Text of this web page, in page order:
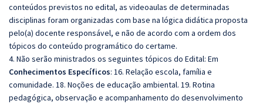
conteúdos previstos no edital, as videoaulas de determinadas
disciplinas foram organizadas com base na lógica didática proposta
pelo(a) docente responsável, e não de acordo com a ordem dos
tópicos do conteúdo programático do certame.
4. Não serão ministrados os seguintes tópicos do Edital: Em
Conhecimentos Específicos: 16. Relação escola, família e
comunidade. 18. Noções de educação ambiental. 19. Rotina
pedagógica, observação e acompanhamento do desenvolvimento